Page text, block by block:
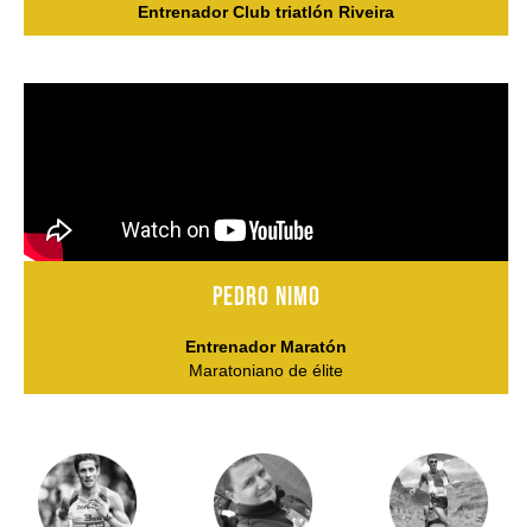
Entrenador Club triatlón Riveira
pedro nimo
Entrenador Maratón
Maratoniano de élite